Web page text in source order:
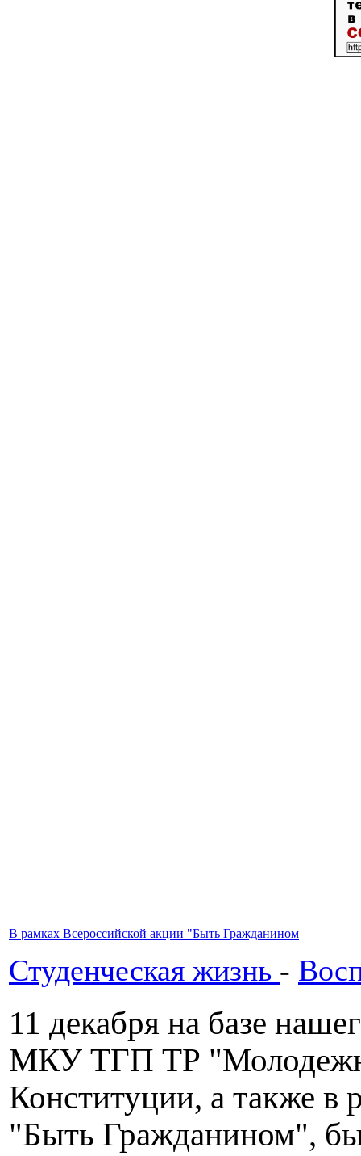
В рамках Всероссийской акции "Быть Гражданином
Студенческая жизнь -
11 декабря на базе
МКУ ТГП ТР
Конституции, а также в
"Быть Гражданином",